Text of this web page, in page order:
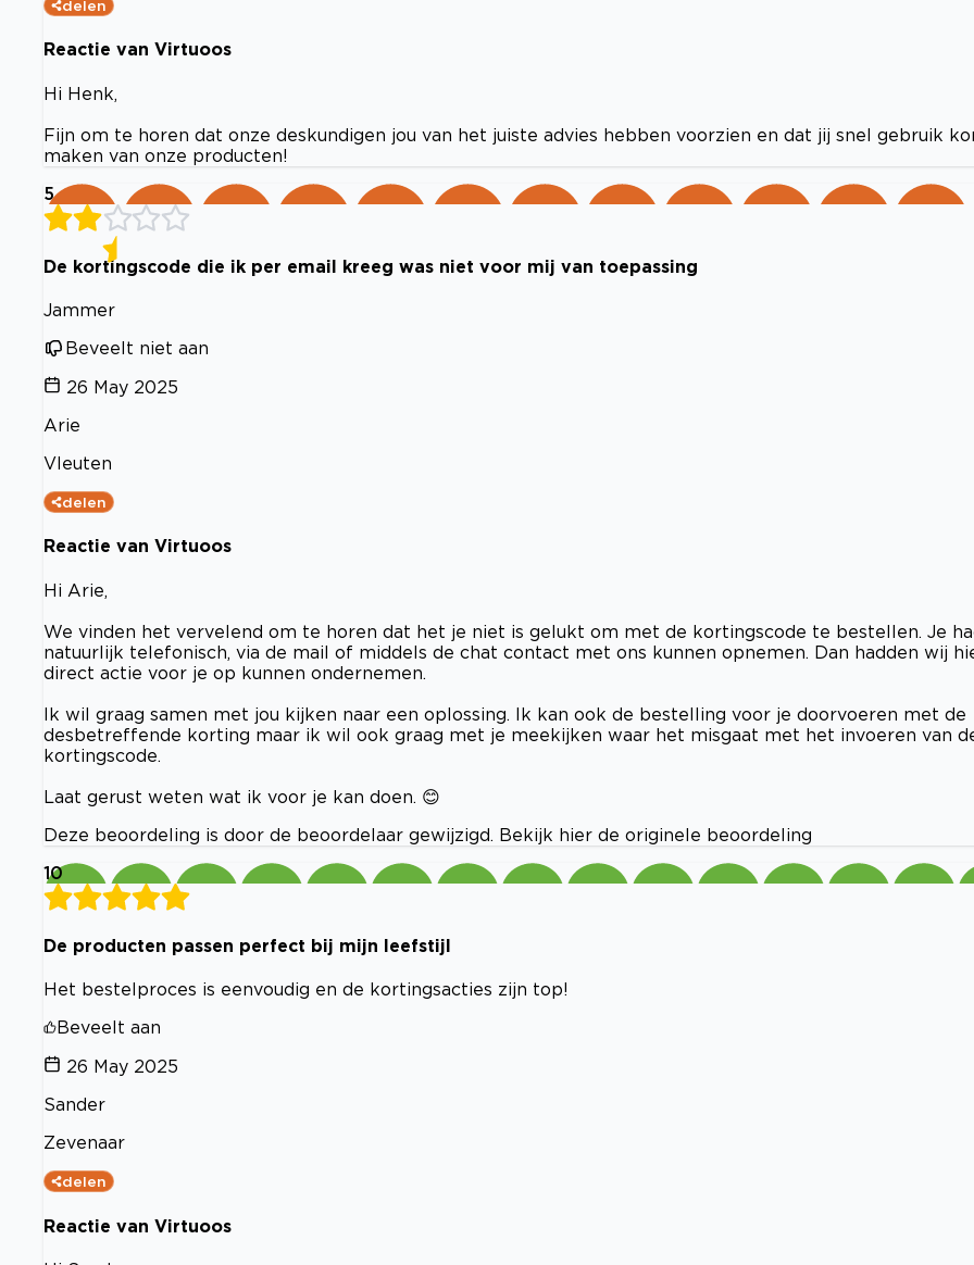
delen
Reactie van Virtuoos
Hi Henk,
Fijn om te horen dat onze deskundigen jou van het juiste advies hebben voorzien en dat jij snel gebruik
maken van onze producten!
5
De kortingscode die ik per email kreeg was niet voor mij van toepassing
Jammer
Beveelt niet aan
26 May 2025
Arie
Vleuten
delen
Reactie van Virtuoos
Hi Arie,
We vinden het vervelend om te horen dat het je niet is gelukt om met de kortingscode te bestellen. Je
natuurlijk telefonisch, via de mail of middels de chat contact met ons kunnen opnemen. Dan hadden wij
direct actie voor je op kunnen ondernemen.
Ik wil graag samen met jou kijken naar een oplossing. Ik kan ook de bestelling voor je doorvoeren met de
desbetreffende korting maar ik wil ook graag met je meekijken waar het misgaat met het invoeren van
kortingscode.
Laat gerust weten wat ik voor je kan doen. 😊
Deze beoordeling is door de beoordelaar gewijzigd. Bekijk hier de originele beoordeling
10
De producten passen perfect bij mijn leefstijl
Het bestelproces is eenvoudig en de kortingsacties zijn top!
Beveelt aan
26 May 2025
Sander
Zevenaar
delen
Reactie van Virtuoos